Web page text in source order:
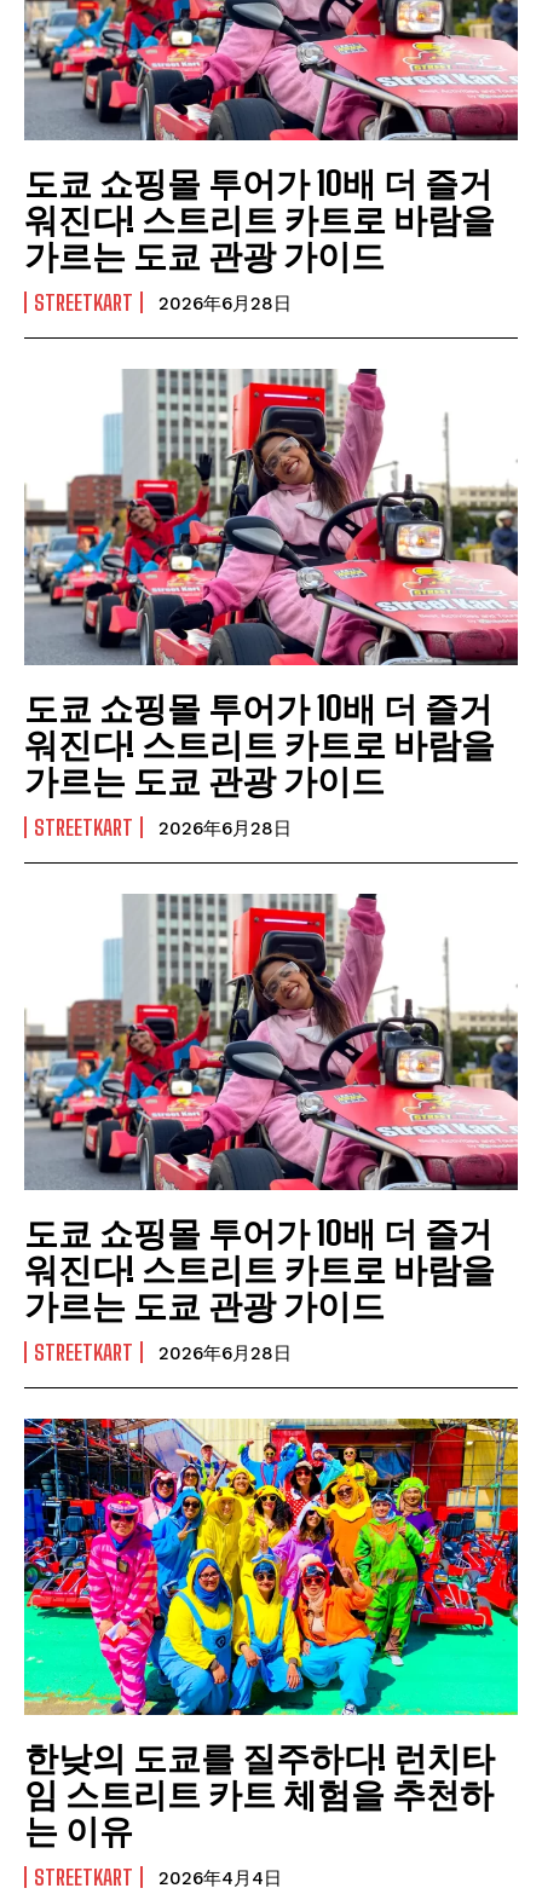
도쿄 쇼핑몰 투어가 10배 더 즐거
워진다! 스트리트 카트로 바람을
가르는 도쿄 관광 가이드
STREETKART 2026年6月28日
도쿄 쇼핑몰 투어가 10배 더 즐거
워진다! 스트리트 카트로 바람을
가르는 도쿄 관광 가이드
STREETKART 2026年6月28日
도쿄 쇼핑몰 투어가 10배 더 즐거
워진다! 스트리트 카트로 바람을
가르는 도쿄 관광 가이드
STREETKART 2026年6月28日
한낮의 도쿄를 질주하다! 런치타
임 스트리트 카트 체험을 추천하
는 이유
STREETKART 2026年4月4日